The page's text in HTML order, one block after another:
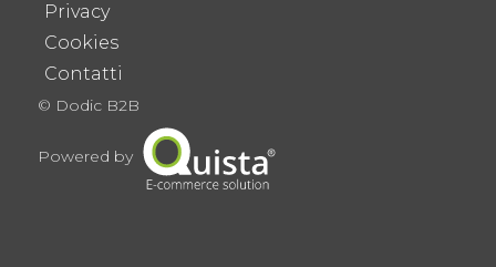
Privacy
Cookies
Contatti
© Dodic B2B
Powered by